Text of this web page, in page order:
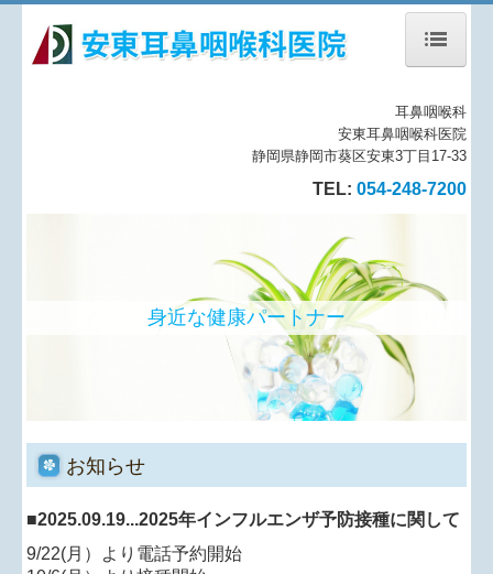
耳鼻咽喉科
安東耳鼻咽喉科医院
静岡県静岡市葵区安東3丁目17-33
TEL: 054-248-7200
身近な健康パートナー
お知らせ
■2025.09.19...2025年インフルエンザ予防接種に関して
9/22(月）より電話予約開始